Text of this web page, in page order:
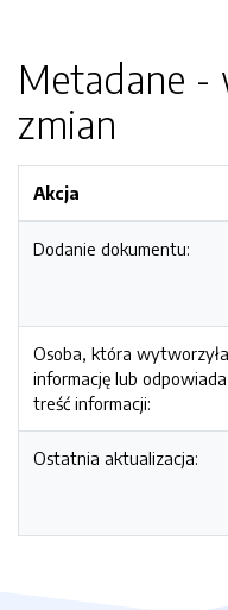
Metadane -
zmian
Akcja
Dodanie dokumentu:
Osoba, która wytworzyła
informację lub
treść informacji:
Ostatnia aktualizacja: